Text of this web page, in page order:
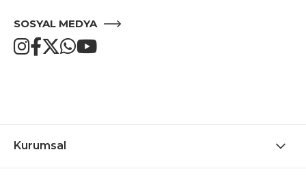
SOSYAL MEDYA
Kurumsal